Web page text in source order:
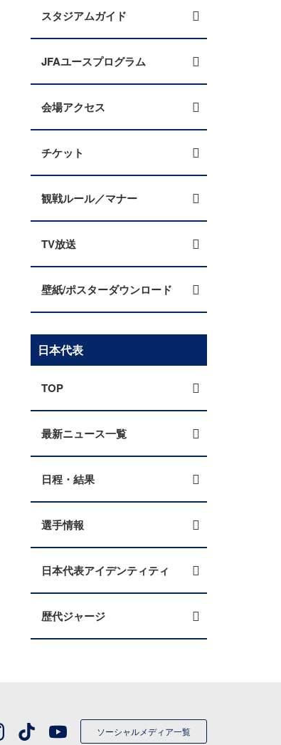
スタジアムガイド
JFAユースプログラム
会場アクセス
チケット
観戦ルール／マナー
TV放送
壁紙/ポスターダウンロード
日本代表
TOP
最新ニュース一覧
日程・結果
選手情報
日本代表アイデンティティ
歴代ジャージ
ソーシャルメディア一覧